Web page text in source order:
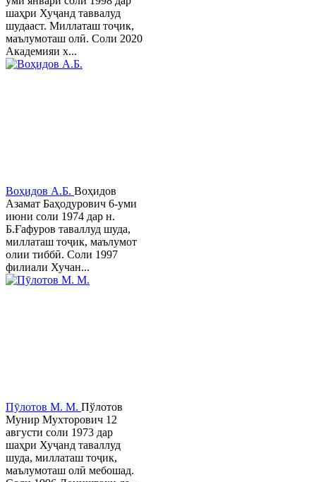
шаҳри Хуҷанд таввалуд
шудааст. Миллаташ тоҷик,
маълумоташ олӣ. Соли 2020
Академияи х...
Воҳидов А.Б. Воҳидов
Азамат Баҳодурович 6-уми
июни соли 1974 дар н.
Б.Ғафуров таваллуд шуда,
миллаташ тоҷик, маълумот
олии тиббӣ. Соли 1997
филиали Хучан...
Пӯлотов М. М. Пўлотов
Мунир Мухторович 12
августи соли 1973 дар
шаҳри Хуҷанд таваллуд
шуда, миллаташ тоҷик,
маълумоташ олӣ мебошад.